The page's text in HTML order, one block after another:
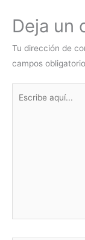
Deja un
Tu dirección de
campos